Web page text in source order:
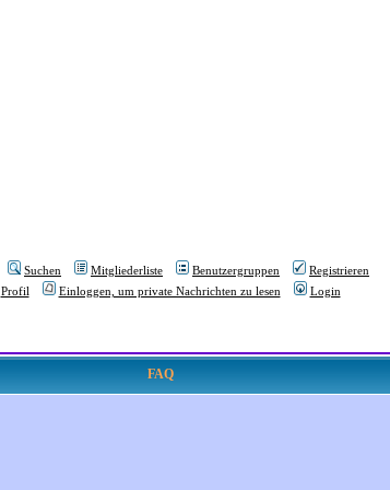
Suchen Mitgliederliste Benutzergruppen
Registrieren
Profil
Einloggen, um private Nachrichten zu lesen Login
FAQ